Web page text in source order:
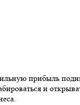
прибыль
и